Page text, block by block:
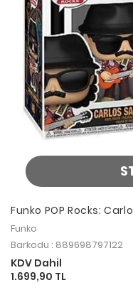
Funko POP Rocks:
Funko
Barkodu : 889698797122
KDV Dahil
1.699,90 TL